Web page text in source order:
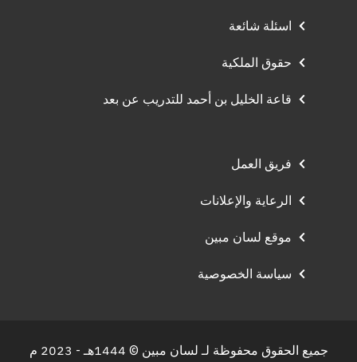
اسئلة شائعة
حقوق الملكية
قاعة الخليل بن أحمد للتدريب عن بعد
فريق العمل
الرعاية والإعلانات
موقع لسان مبين
سياسة الخصوصية
جميع الحقوق محفوظة لـ لسان مبين © 1444هـ - 2023 م